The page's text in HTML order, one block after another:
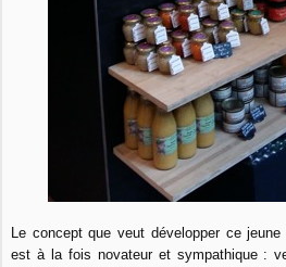
Le concept que veut développer ce
est à la fois novateur et sympathique :